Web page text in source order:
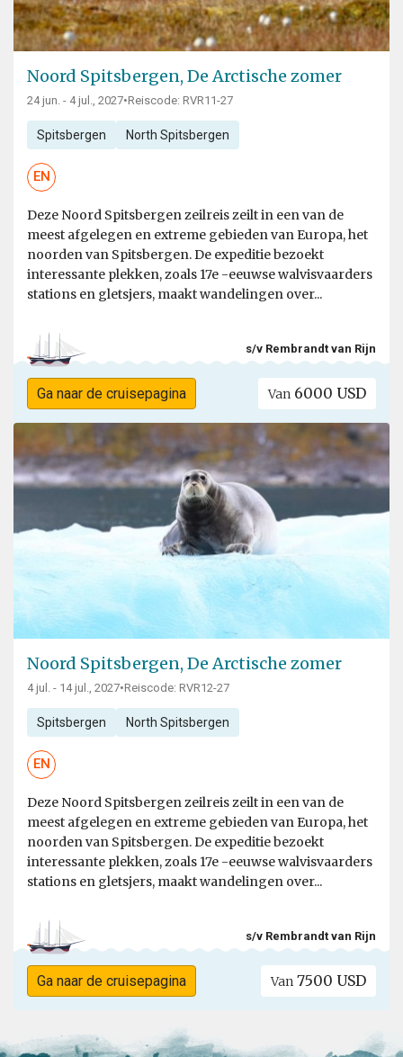
Noord Spitsbergen, De Arctische zomer
24 jun. - 4 jul., 2027•Reiscode: RVR11-27
Spitsbergen North Spitsbergen
EN
Deze Noord Spitsbergen zeilreis zeilt in een van de
meest afgelegen en extreme gebieden van Europa, het
noorden van Spitsbergen. De expeditie bezoekt
interessante plekken, zoals 17e -eeuwse walvisvaarders
stations en gletsjers, maakt wandelingen over...
s/v Rembrandt van Rijn
Ga naar de cruisepagina Van 6000 USD
Noord Spitsbergen, De Arctische zomer
4 jul. - 14 jul., 2027•Reiscode: RVR12-27
Spitsbergen North Spitsbergen
EN
Deze Noord Spitsbergen zeilreis zeilt in een van de
meest afgelegen en extreme gebieden van Europa, het
noorden van Spitsbergen. De expeditie bezoekt
interessante plekken, zoals 17e -eeuwse walvisvaarders
stations en gletsjers, maakt wandelingen over...
s/v Rembrandt van Rijn
Ga naar de cruisepagina Van 7500 USD